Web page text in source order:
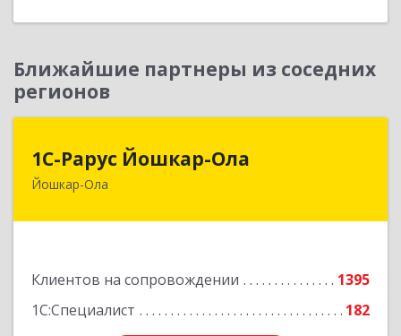
Ближайшие партнеры из соседних
регионов
1С-Рарус Йошкар-Ола
Йошкар-Ола
Клиентов на сопровождении
1395
1С:Специалист
182
424004, Марий Эл Респ, Йошкар-Ола г, Волкова